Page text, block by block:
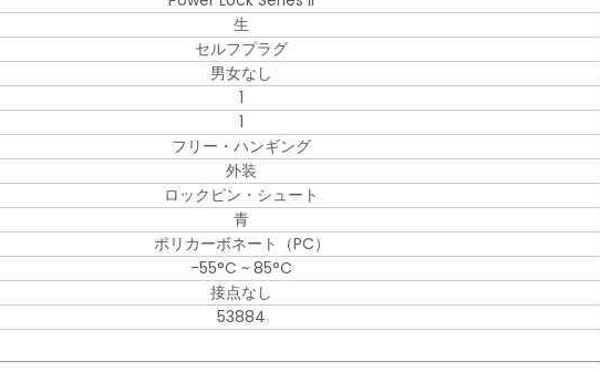
生
セルフプラグ
男女なし
1
1
フリー・ハンギング
外装
ロックピン・シュート
青
ポリカーボネート（PC）
-55°C ~ 85°C
接点なし
53884